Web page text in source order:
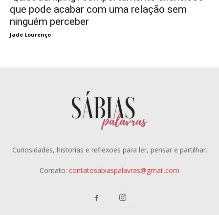
que pode acabar com uma relação sem
ninguém perceber
Jade Lourenço
Curiosidades, historias e reflexoes para ler, pensar e partilhar.
Contato: contatosabiaspalavras@gmail.com